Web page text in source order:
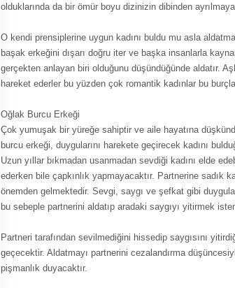
olduklarında da bir ömür boyu dizinizin dibinden
O kendi prensiplerine uygun kadını buldu mu asla
başak erkeğini dışarı doğru iter ve başka insanlarla
gerçekten anlayan biri olduğunu düşündüğünde aldatır.
hareket ederler bu yüzden çok romantik kadınlar bu
Oğlak Burcu Erkeği
Çok yumuşak bir yüreğe sahiptir ve aile hayatına
burcu erkeği, duygularını harekete geçirecek kadını
Uzun yıllar bıkmadan usanmadan sevdiği kadını elde
ederken bile çapkınlık yapmayacaktır. Partnerine sadık
önemden gelmektedir. Sevgi, saygı ve şefkat gibi
bu sebeple partnerini aldatıp aradaki saygıyı yitirmek
Partneri tarafından sevilmediğini hissedip saygısını
geçecektir. Aldatmayı partnerini cezalandırma
pişmanlık duyacaktır.